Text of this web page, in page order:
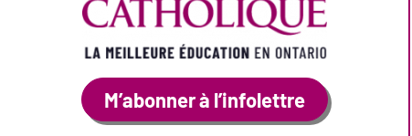
M’abonner à l’infolettre